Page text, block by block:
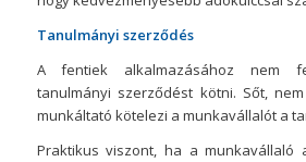
Tanulmányi szerződés
A fentiek alkalmazásához nem
tanulmányi szerződést kötni. Sőt,
munkáltató kötelezi a munkavállalót a
Praktikus viszont, ha a